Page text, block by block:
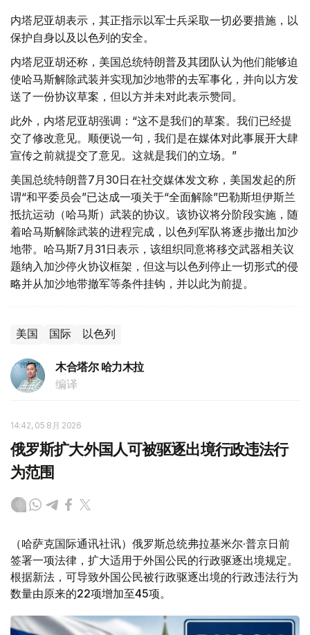
内塔尼亚胡表示，其正指示以军士兵采取一切必要措施，以
保护自身以及以色列的安全。
内塔尼亚胡还称，美国总统特朗普及其团队认为他们能够迫
使哈马斯解除武装并实现加沙地带的去军事化，并向以方发
送了一份协议草案，但以方并未对此表示赞同。
此外，内塔尼亚胡强调：“这不是我们的草案。我们已经提
交了修改意见。顺便说一句，我们是在媒体对此事展开大肆
宣传之前就提交了意见。这就是我们的立场。”
美国总统特朗普7月30日在社交媒体发文称，美国发起的所
谓“和平委员会”已达成一项关于“全面解除”巴勒斯坦伊斯兰
抵抗运动（哈马斯）武装的协议。该协议将分阶段实施，随
着哈马斯解除武装的进程完成，以色列军队将逐步撤出加沙
地带。哈马斯7月31日表示，该组织同意将移交武器相关议
题纳入加沙停火协议框架，但这与以色列停止一切形式的侵
略并从加沙地带撤军等条件挂钩，并以此为前提。
美国 国际 以色列
木合塔尔 哈力木拉
编译
14:42, 05 8月 2026
俄罗斯扩大外国人可被驱逐出境行政违法行
为范围
（哈萨克国际通讯社讯）俄罗斯总统弗拉基米尔·普京日前
签署一项法律，扩大适用于外国公民的行政驱逐出境规定。
根据新法，可导致外国公民被行政驱逐出境的行政违法行为
数量由原来的22项增加至45项。